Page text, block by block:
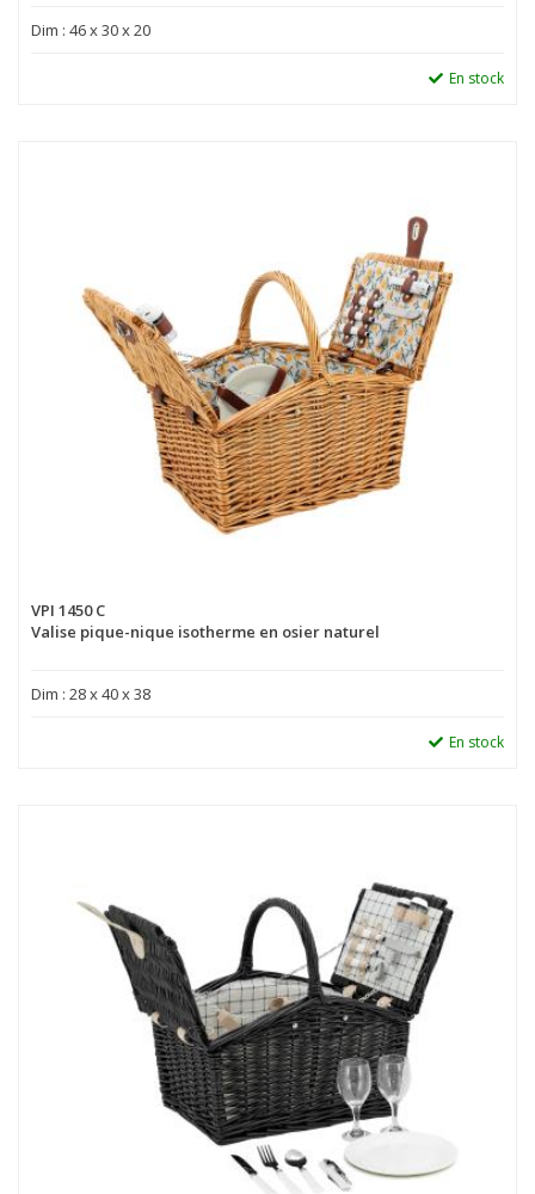
Dim : 46 x 30 x 20
En stock
VPI 1450 C
Valise pique-nique isotherme en osier naturel
Dim : 28 x 40 x 38
En stock